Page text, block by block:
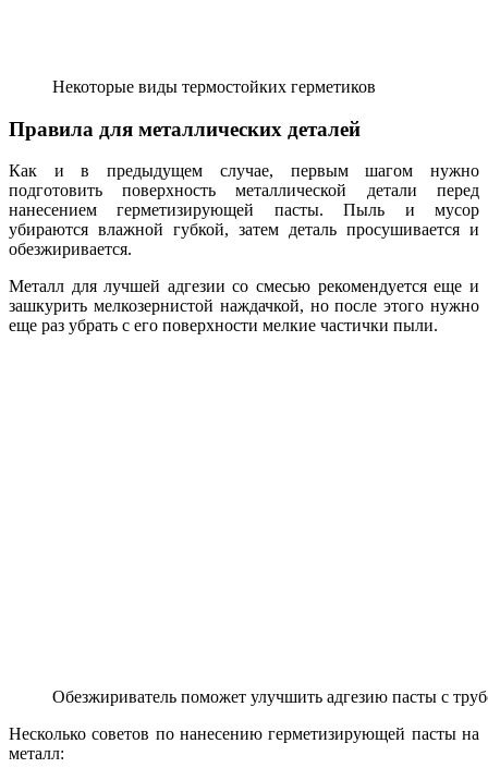
Некоторые виды термостойких герметиков
Правила для металлических деталей
Как и в предыдущем случае, первым шагом нужно
подготовить поверхность металлической детали перед
нанесением герметизирующей пасты. Пыль и мусор
убираются влажной губкой, затем деталь просушивается и
обезжиривается.
Металл для лучшей адгезии со смесью рекомендуется еще и
зашкурить мелкозернистой наждачкой, но после этого нужно
еще раз убрать с его поверхности мелкие частички пыли.
Обезжириватель поможет улучшить адгезию пасты с
Несколько советов по нанесению герметизирующей пасты на
металл: